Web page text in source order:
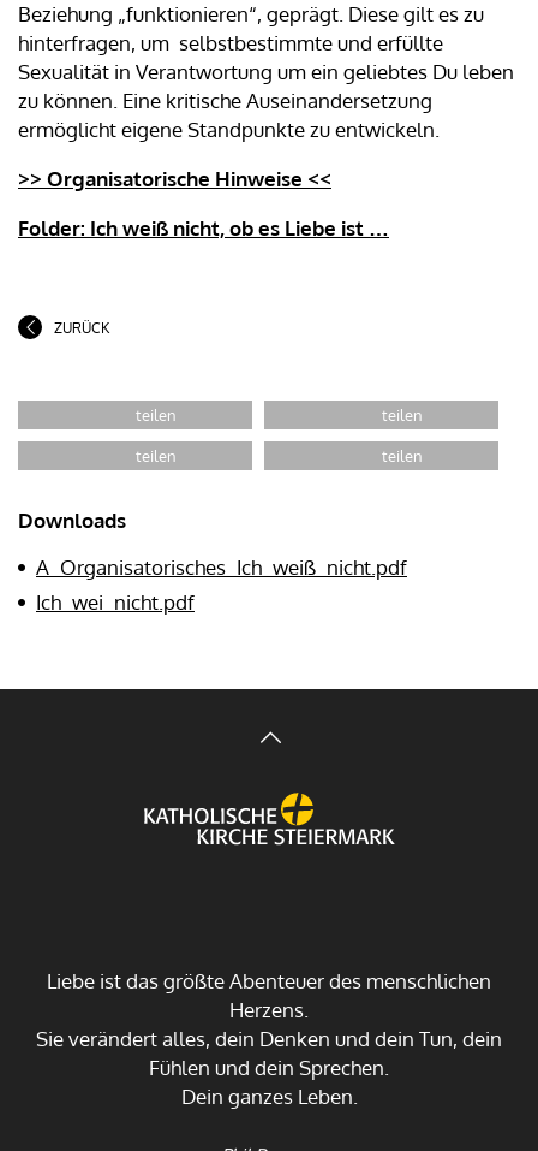
Beziehung „funktionieren“, geprägt. Diese gilt es zu
hinterfragen, um selbstbestimmte und erfüllte
Sexualität in Verantwortung um ein geliebtes Du leben
zu können. Eine kritische Auseinandersetzung
ermöglicht eigene Standpunkte zu entwickeln.
>> Organisatorische Hinweise <<
Folder: Ich weiß nicht, ob es Liebe ist …
ZURÜCK
Downloads
A_Organisatorisches_Ich_weiß_nicht.pdf
Ich_wei_nicht.pdf
Liebe ist das größte Abenteuer des menschlichen
Herzens.
Sie verändert alles, dein Denken und dein Tun, dein
Fühlen und dein Sprechen.
Dein ganzes Leben.